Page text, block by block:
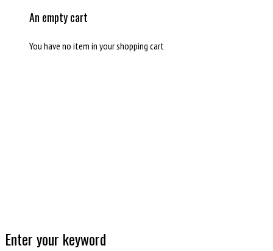
An empty cart
You have no item in your shopping cart
Enter your keyword